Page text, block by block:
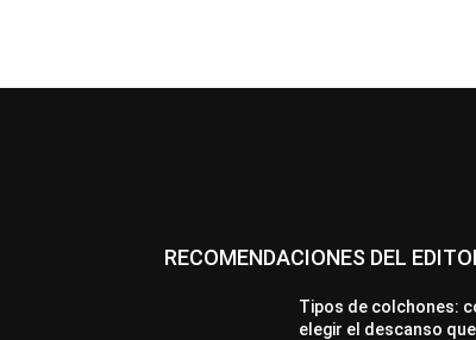
RECOMENDACIONES DEL
Tipos de colchones:
elegir el descanso